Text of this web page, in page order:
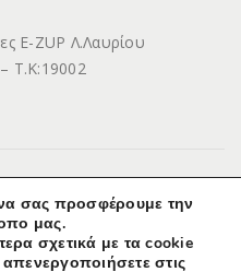
reserved. Active support by
σας προσφέρουμε την
μας.
σχετικά με τα cookie
στις